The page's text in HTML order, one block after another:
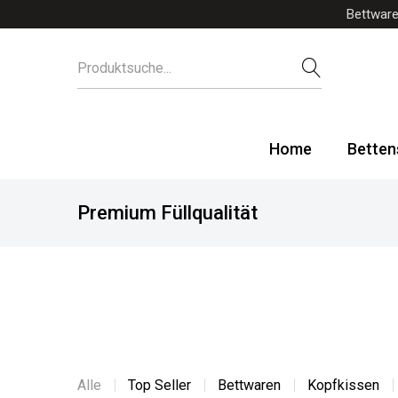
Home
Premium Füllqualität
Alle Top Seller Bettwaren Kopfkissen